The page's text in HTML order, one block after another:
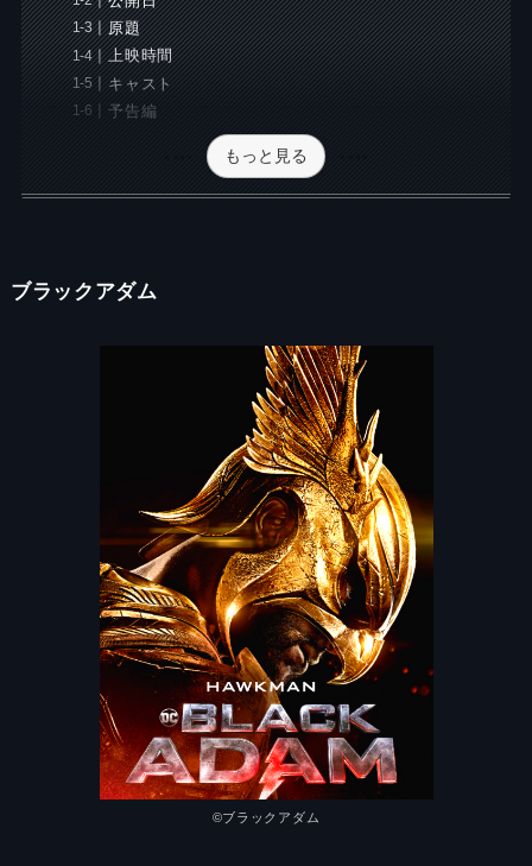
原題
上映時間
キャスト
予告編
もっと見る
ブラックアダム
©︎ブラックアダム